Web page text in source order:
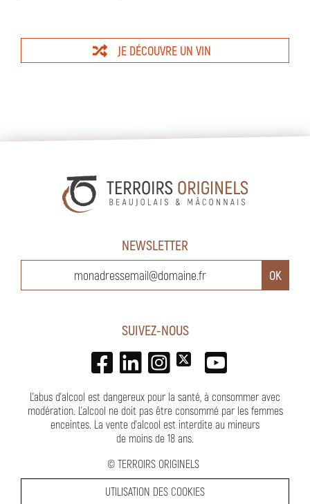
JE DÉCOUVRE UN VIN
NEWSLETTER
SUIVEZ-NOUS
L'abus d'alcool est dangereux pour la santé, à consommer avec
modération. L’alcool ne doit pas être consommé par les femmes
enceintes. La vente d'alcool est interdite au mineurs
de moins de 18 ans.
© TERROIRS ORIGINELS
UTILISATION DES COOKIES